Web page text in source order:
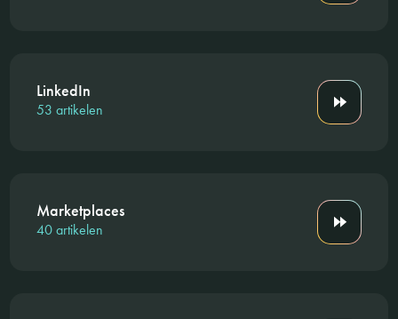
LinkedIn
53 artikelen
Marketplaces
40 artikelen